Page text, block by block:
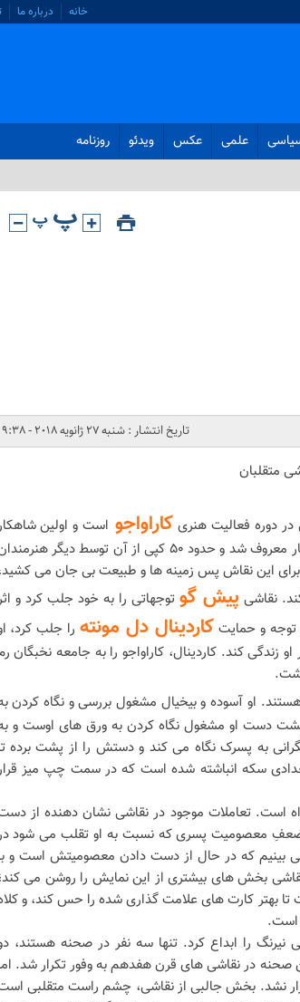
خانه درباره ما
علمی عکس ویدئو روزنامه
تاریخ انتشار : شنبه 27 ژانویه 2018 - 9:38
دوره فعالیت هنری کاراواجو است و اولین
واقعی او به حساب می آید. این اثر در زمان خودش بسیار معروف شد و حدود ۵۰ کپی از آن توسط دیگر
برای این نقاش پس زمینه ها و طبیعت بی جان می
نقاشی پیش گو توجهاتی را به خود جلب کرد و
توجه و حمایت کاردینال دل مونتهرا جلب کرد،
زندگی کند. کاردینال، کاراواجو را به جامعه نخبگان
او آسوده و بیخیال مشغول بررسی و نگاه کردن
دست او مشغول نگاه کردن به ورق های اوست و
به پسرک نگاه می کند و دستش را از پشت برده
سکه انباشته شده است که در سمت چپ میز
است. تعاملات موجود در نقاشی نشان دهنده از
معصومیت پسری که نسبت به او تقلب می شود
بینیم که در حال از دست دادن معصومیتش است و
بخش های بیشتری از این نمایش را روشن می
کارت های علامت گذاری شده را حس کند، و
است.
نیرنگ را ابداع کرد. تنها سه نفر در صحنه هستند،
در نقاشی های قرن هفدهم به وفور تکرار شد.
نشد. بخش جالبی از نقاشی، چشم راست متقلبی